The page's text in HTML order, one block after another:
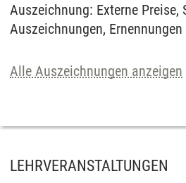
Auszeichnung: Externe Preise,
Auszeichnungen, Ernennungen
Alle Auszeichnungen anzeigen
LEHRVERANSTALTUNGEN